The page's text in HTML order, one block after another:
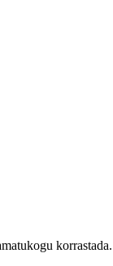
korrastada.